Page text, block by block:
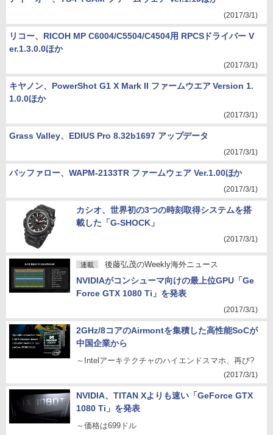
(2017/3/1)
リコー、RICOH MP C6004/C5504/C4504用 RPCSドライバー V
er.1.3.0.0ほか
(2017/3/1)
キヤノン、PowerShot G1 X Mark II ファームウエア Version 1.
1.0.0ほか
(2017/3/1)
Grass Valley、EDIUS Pro 8.32b1697 アップデータ
(2017/3/1)
バッファロー、WAPM-2133TR ファームウェア Ver.1.00ほか
(2017/3/1)
カシオ、世界初の3つの時刻取得システムを搭
載した「G-SHOCK」
(2017/3/1)
連載 後藤弘茂のWeekly海外ニュース
NVIDIAがコンシューマ向けの最上位GPU「Ge
Force GTX 1080 Ti」を発表
(2017/3/1)
2GHz/8コアのAirmontを集積した高性能SoCが
中国企業から
～Intelアーキテクチャのハイエンドスマホ、再び?
(2017/3/1)
NVIDIA、TITAN Xよりも速い「GeForce GTX
1080 Ti」を発表
～価格は699ドル